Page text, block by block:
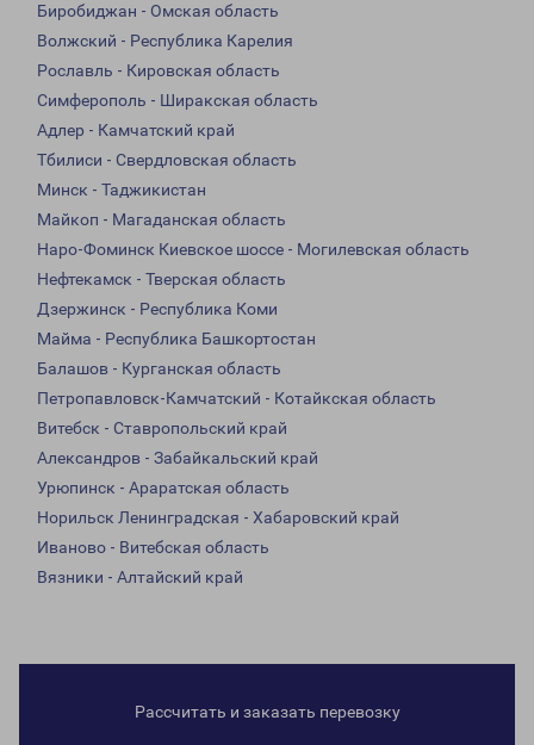
Биробиджан - Омская область
Волжский - Республика Карелия
Рославль - Кировская область
Симферополь - Ширакская область
Адлер - Камчатский край
Тбилиси - Свердловская область
Минск - Таджикистан
Майкоп - Магаданская область
Наро-Фоминск Киевское шоссе - Могилевская область
Нефтекамск - Тверская область
Дзержинск - Республика Коми
Майма - Республика Башкортостан
Балашов - Курганская область
Петропавловск-Камчатский - Котайкская область
Витебск - Ставропольский край
Александров - Забайкальский край
Урюпинск - Араратская область
Норильск Ленинградская - Хабаровский край
Иваново - Витебская область
Вязники - Алтайский край
Рассчитать и заказать перевозку